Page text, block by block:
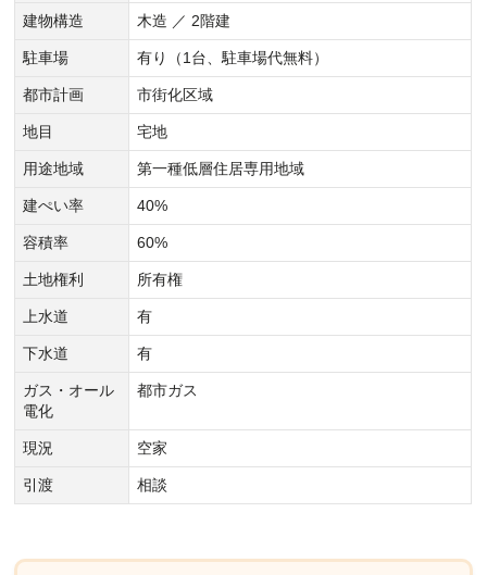
建物構造 木造 ／ 2階建
駐車場 有り（1台、駐車場代無料）
都市計画 市街化区域
地目 宅地
用途地域 第一種低層住居専用地域
建ぺい率 40%
容積率 60%
土地権利 所有権
上水道 有
下水道 有
ガス・オール
電化
都市ガス
現況 空家
引渡 相談